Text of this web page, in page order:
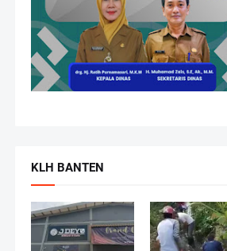
KLH BANTEN